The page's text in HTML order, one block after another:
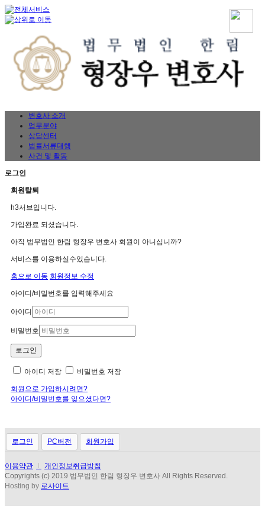
변호사 소개
업무분야
상담센터
법률서류대행
사건 및 활동
로그인
회원탈퇴
h3서브입니다.
가입완료 되셨습니다.
아직 법무법인 한림 형장우 변호사 회원이 아니십니까?
서비스를 이용하실수있습니다.
홈으로 이동 회원정보 수정
아이디/비밀번호를 입력해주세요
아이디
비밀번호
아이디 저장 비밀번호 저장
회원으로 가입하시려면?
아이디/비밀번호를 잊으셨다면?
로그인 PC버전 회원가입
이용약관 l
개인정보취급방침
Copyrights (c) 2019 법무법인 한림 형장우 변호사 All Rights Reserved.
Hosting by 로사이트